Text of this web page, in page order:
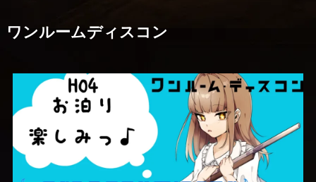
ワンルームディスコン